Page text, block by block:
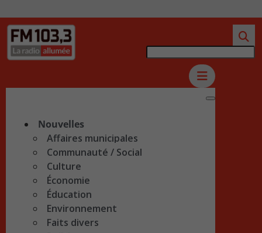
Nouvelles
Affaires municipales
Communauté / Social
Culture
Économie
Éducation
Environnement
Faits divers